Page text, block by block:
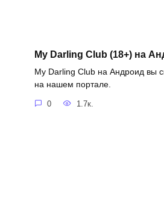
My Darling Club (18+) на
My Darling Club на Андроид вы
на нашем портале.
0 1.7к.